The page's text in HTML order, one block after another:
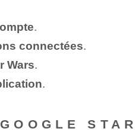
.
connectées.
Wars.
.